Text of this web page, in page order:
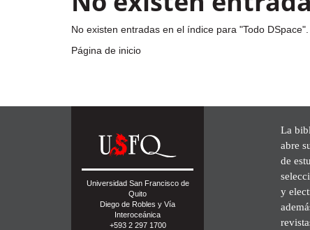
No existen entradas en el índice para "Todo DSpace".
Página de inicio
Universidad San Francisco de
Quito
Diego de Robles y Vía
Interoceánica
+593 2 297 1700
La
abre
de
y